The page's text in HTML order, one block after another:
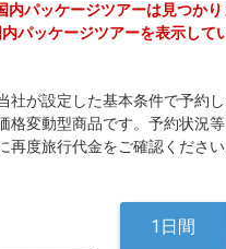
パッケージツアーは見つかり
パッケージツアーを表示して
社が設定した基本条件で予約
格変動型商品です。予約状況
度旅行代金をご確認ください
1日間